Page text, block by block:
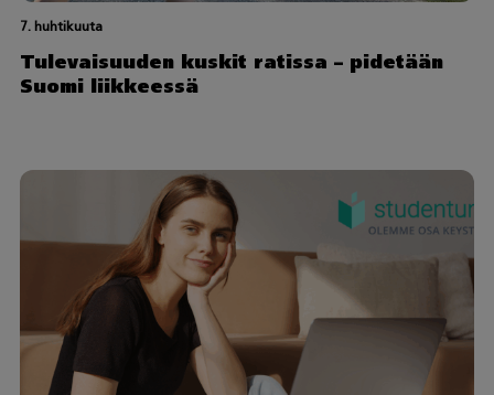
7. huhtikuuta
Tulevaisuuden kuskit ratissa – pidetään
Suomi liikkeessä